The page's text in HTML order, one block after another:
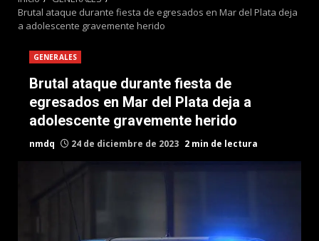
Brutal ataque durante fiesta de egresados en Mar del Plata deja
a adolescente gravemente herido
GENERALES
Brutal ataque durante fiesta de
egresados en Mar del Plata deja a
adolescente gravemente herido
nmdq 24 de diciembre de 2023 2 min de lectura